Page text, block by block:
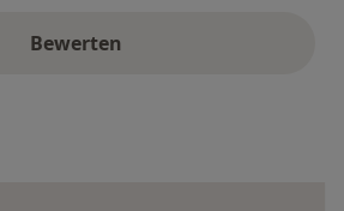
Bewerten